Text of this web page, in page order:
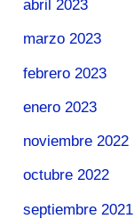
abril 2023
marzo 2023
febrero 2023
enero 2023
noviembre 2022
octubre 2022
septiembre 2021